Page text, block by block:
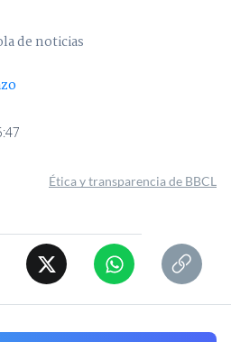
de noticias
Ética y transparencia de BBCL